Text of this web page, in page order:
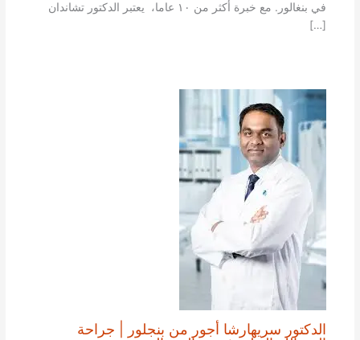
في بنغالور. مع خبرة أكثر من ١٠ عاما، يعتبر الدكتور تشاندان
[…]
الدكتور سريهارشا أجور من بنجلور | جراحة